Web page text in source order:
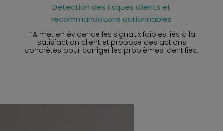
Détection des risques clients et
recommandations actionnables
l’IA met en évidence les signaux faibles liés à la
satisfaction client et propose des actions
concrètes pour corriger les problèmes identifiés.